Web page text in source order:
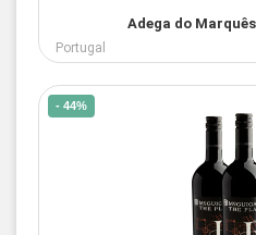
Adega do
Portugal
- 44%